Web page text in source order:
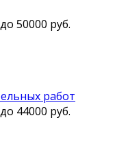
до 50000 руб.
работ
до 44000 руб.